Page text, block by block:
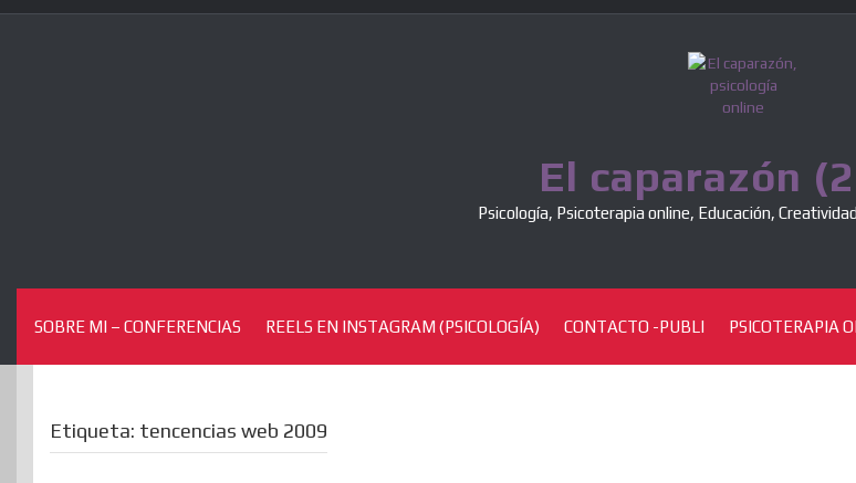
Skip
El caparazón
Psicología, Psicoterapia online, Educación,
SOBRE MI – CONFERENCIAS REELS EN INSTAGRAM (PSICOLOGÍA) CONTACTO -PUBLI PSICOTERAPIA
Etiqueta: tencencias web 2009